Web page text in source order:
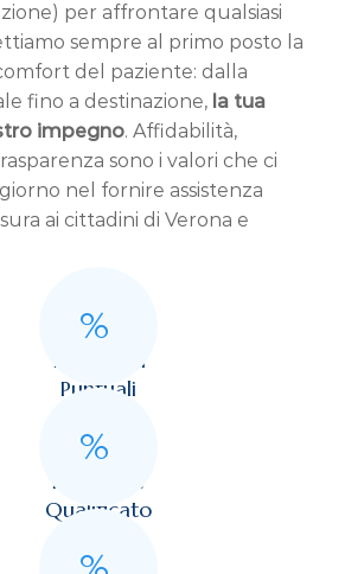
per affrontare qualsiasi
sempre al primo posto la
del paziente: dalla
fino a destinazione, la tua
impegno. Affidabilità,
sono i valori che ci
nel fornire assistenza
ai cittadini di Verona e
%
Interventi
Puntuali
%
Personale
Qualificato